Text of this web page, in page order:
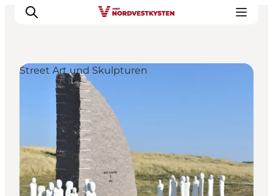
Urlaubsorte
Inspiration
Events
Unterkunft
Mach deine Urlaubsplanung
Street Art und Skulpturen